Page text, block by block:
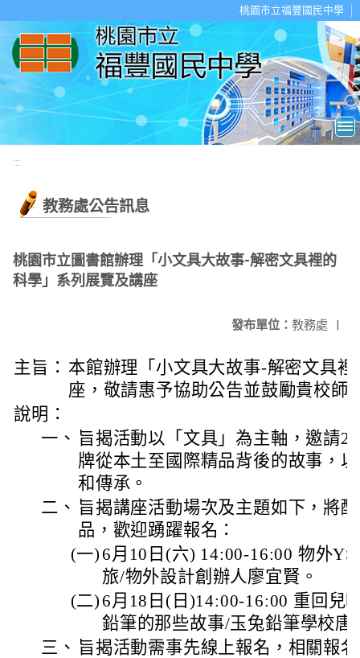
桃園市立福豐國民中學
:::
教務處公告訊息
桃園市立圖書館辦理「小文具大故事-解密文具裡的
科學」系列展覽及講座
發布單位： 教務處 |
主旨： 本館辦理「小文具大故事-解密文具
座，敬請惠予協助公告並鼓勵貴校師
說明：
一、 旨揭活動以「文具」為主軸，邀請2
牌從本土至國際精品背後的故事，
和傳承。
二、 旨揭講座活動場次及主題如下，將
品，歡迎踴躍報名：
(一) 6月10日(六) 14:00-16:00 物外
旅/物外設計創辦人廖宜賢。
(二) 6月18日(日)14:00-16:00 重回兒
鉛筆的那些故事/玉兔鉛筆學校唐
三、 旨揭活動需事先線上報名，相關報